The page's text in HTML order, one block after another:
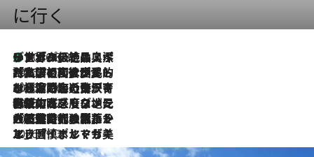
に行く
2026.8.8
リスボンの絶品スイーツ「パステル・デ・ナタ」とは？ポルトガル伝統の奥深い世界へ
2026.7.27
「私の祖国はポルトガル語です」国民的詩人フェルナンド・ペソアと、彼が愛した文学の街を歩く
2026.7.26
ポルトガル近海が育む極上の海の幸。キリリと冷えた白ワインと愉しむ、シーフード専門店の贅沢
2026.7.22
伝統の味をモダンに昇華。高感度な地元客が集う、リスボンの最旬ガストロノミー
2026.7.21
大航海時代の栄華から、震災、独裁、そして革命へ。ポルトガル・首都リスボンの石畳に刻まれた「歴史の光と影」
2026.7.13
エッセイ・ヤマザキマリ「慎ましくも美しき国 ポルトガル」